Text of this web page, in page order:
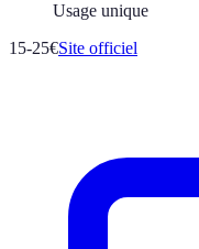
Usage unique
15-25€Site officiel